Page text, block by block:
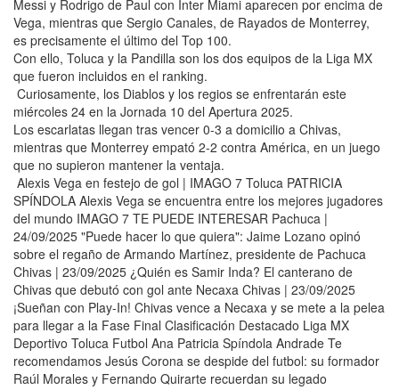
Messi y Rodrigo de Paul con Inter Miami aparecen por encima de
Vega, mientras que Sergio Canales, de Rayados de Monterrey,
es precisamente el último del Top 100.
Con ello, Toluca y la Pandilla son los dos equipos de la Liga MX
que fueron incluidos en el ranking.
Curiosamente, los Diablos y los regios se enfrentarán este
miércoles 24 en la Jornada 10 del Apertura 2025.
Los escarlatas llegan tras vencer 0-3 a domicilio a Chivas,
mientras que Monterrey empató 2-2 contra América, en un juego
que no supieron mantener la ventaja.
Alexis Vega en festejo de gol | IMAGO 7 Toluca PATRICIA
SPÍNDOLA Alexis Vega se encuentra entre los mejores jugadores
del mundo IMAGO 7 TE PUEDE INTERESAR Pachuca |
24/09/2025 "Puede hacer lo que quiera": Jaime Lozano opinó
sobre el regaño de Armando Martínez, presidente de Pachuca
Chivas | 23/09/2025 ¿Quién es Samir Inda? El canterano de
Chivas que debutó con gol ante Necaxa Chivas | 23/09/2025
¡Sueñan con Play-In! Chivas vence a Necaxa y se mete a la pelea
para llegar a la Fase Final Clasificación Destacado Liga MX
Deportivo Toluca Futbol Ana Patricia Spíndola Andrade Te
recomendamos Jesús Corona se despide del futbol: su formador
Raúl Morales y Fernando Quirarte recuerdan su legado